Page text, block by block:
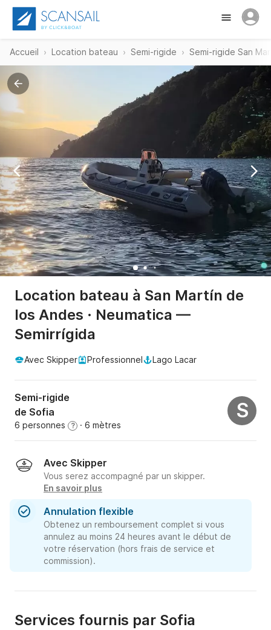
Accueil Location bateau Semi-rigide Semi-rigide San
Location bateau à San Martín de
los Andes · Neumatica —
Semirrígida
Avec Skipper Professionnel Lago Lacar
Semi-rigide
de Sofia
6 personnes ? · 6 mètres
S
Avec Skipper
Vous serez accompagné par un skipper.
En savoir plus
Annulation flexible
Obtenez un remboursement complet si vous
annulez au moins 24 heures avant le début de
votre réservation (hors frais de service et
commission).
Services fournis par Sofia